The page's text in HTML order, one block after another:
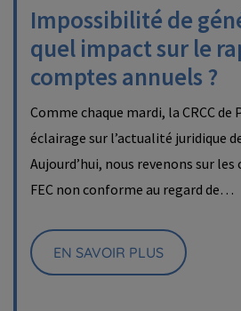
Impossibilité de
quel impact sur le
comptes annuels ?
Comme chaque mardi, la CRCC de
éclairage sur l’actualité juridique
Aujourd’hui, nous revenons sur les
FEC non conforme au regard de…
EN SAVOIR PLUS